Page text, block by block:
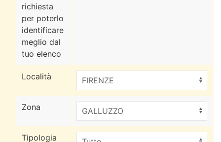
richiesta
per poterlo
identificare
meglio dal
tuo elenco
Località
Zona
Tipologia